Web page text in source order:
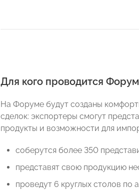
Для кого проводится Форум
На Форуме будут созданы
сделок: экспортеры смогут
продукты и возможности для
соберутся более 350
представят свою продукцию
проведут 6 круглых столов